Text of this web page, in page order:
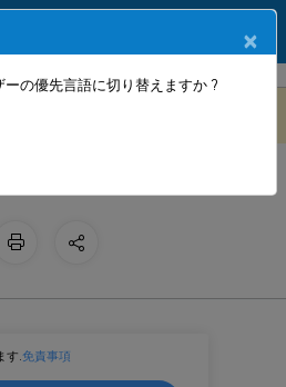
AppExpert
す.免責事項
データセットの使
×
の優先言語に切り替えますか ?